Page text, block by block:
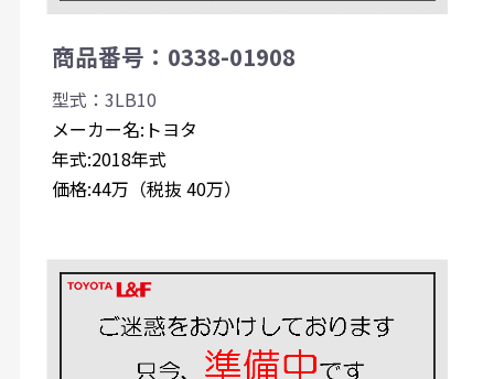
商品番号：0338-01908
型式：3LB10
メーカー名:トヨタ
年式:2018年式
価格:44万（税抜 40万）